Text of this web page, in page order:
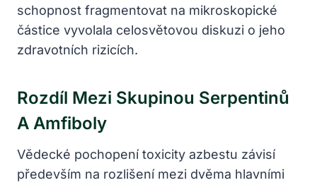
schopnost fragmentovat na mikroskopické
částice vyvolala celosvětovou diskuzi o jeho
zdravotních rizicích.
Rozdíl Mezi Skupinou Serpentinů
A Amfiboly
Vědecké pochopení toxicity azbestu závisí
především na rozlišení mezi dvěma hlavními